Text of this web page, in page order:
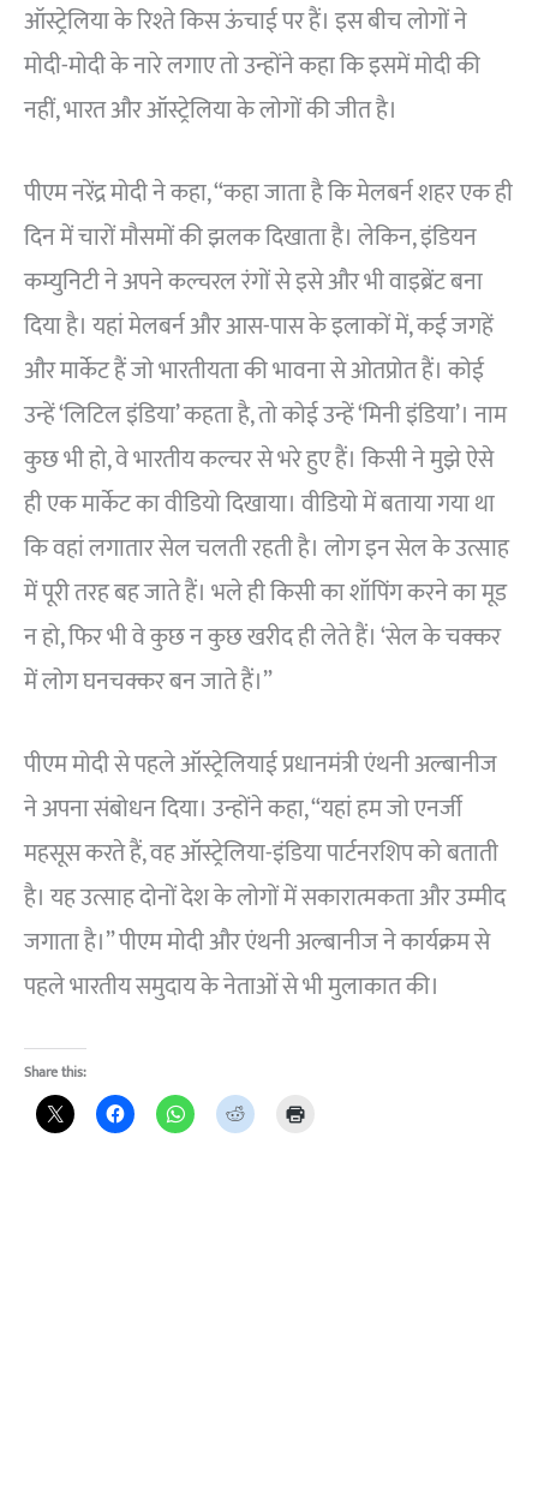
ऑस्ट्रेलिया के रिश्ते किस ऊंचाई पर हैं। इस बीच लोगों ने
मोदी-मोदी के नारे लगाए तो उन्होंने कहा कि इसमें मोदी की
नहीं, भारत और ऑस्ट्रेलिया के लोगों की जीत है।
पीएम नरेंद्र मोदी ने कहा, “कहा जाता है कि मेलबर्न शहर एक ही
दिन में चारों मौसमों की झलक दिखाता है। लेकिन, इंडियन
कम्युनिटी ने अपने कल्चरल रंगों से इसे और भी वाइब्रेंट बना
दिया है। यहां मेलबर्न और आस-पास के इलाकों में, कई जगहें
और मार्केट हैं जो भारतीयता की भावना से ओतप्रोत हैं। कोई
उन्हें ‘लिटिल इंडिया’ कहता है, तो कोई उन्हें ‘मिनी इंडिया’। नाम
कुछ भी हो, वे भारतीय कल्चर से भरे हुए हैं। किसी ने मुझे ऐसे
ही एक मार्केट का वीडियो दिखाया। वीडियो में बताया गया था
कि वहां लगातार सेल चलती रहती है। लोग इन सेल के उत्साह
में पूरी तरह बह जाते हैं। भले ही किसी का शॉपिंग करने का मूड
न हो, फिर भी वे कुछ न कुछ खरीद ही लेते हैं। ‘सेल के चक्कर
में लोग घनचक्कर बन जाते हैं।”
पीएम मोदी से पहले ऑस्ट्रेलियाई प्रधानमंत्री एंथनी अल्बानीज
ने अपना संबोधन दिया। उन्होंने कहा, “यहां हम जो एनर्जी
महसूस करते हैं, वह ऑस्ट्रेलिया-इंडिया पार्टनरशिप को बताती
है। यह उत्साह दोनों देश के लोगों में सकारात्मकता और उम्मीद
जगाता है।” पीएम मोदी और एंथनी अल्बानीज ने कार्यक्रम से
पहले भारतीय समुदाय के नेताओं से भी मुलाकात की।
Share this: